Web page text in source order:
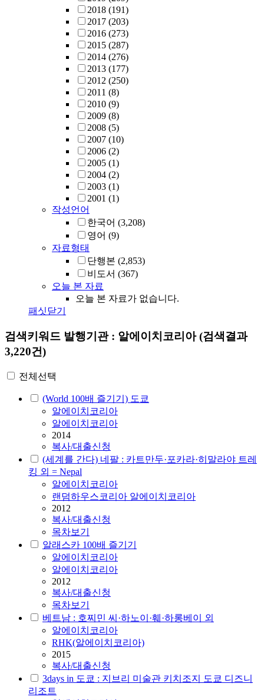
2018 (191)
2017 (203)
2016 (273)
2015 (287)
2014 (276)
2013 (177)
2012 (250)
2011 (8)
2010 (9)
2009 (8)
2008 (5)
2007 (10)
2006 (2)
2005 (1)
2004 (2)
2003 (1)
2001 (1)
작성언어
한국어 (3,208)
영어 (9)
자료형태
단행본 (2,853)
비도서 (367)
오늘 본 자료
오늘 본 자료가 없습니다.
패싯닫기
검색키워드 발행기관 : 알에이치코리아(검색결과
3,220건)
전체선택
(World 100배 즐기기) 도쿄
알에이치코리아
알에이치코리아
2014
복사/대출신청
(세계를 간다) 네팔 : 카트만두·포카라·히말라야 트레
킹 외 = Nepal
알에이치코리아
랜덤하우스코리아 알에이치코리아
2012
복사/대출신청
목차보기
알래스카 100배 즐기기
알에이치코리아
알에이치코리아
2012
복사/대출신청
목차보기
베트남 : 호찌민 씨·하노이·훼·하롱베이 외
알에이치코리아
RHK(알에이치코리아)
2015
복사/대출신청
3days in 도쿄 : 지브리 미술관 키치조지 도쿄 디즈니
리조트